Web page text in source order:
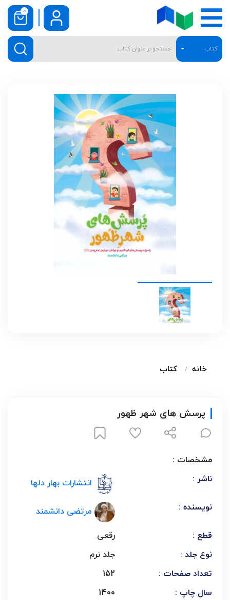
کتاب
0
خانه کتاب
پرسش های شهر ظهور
مشخصات :
ناشر :
انتشارات بهار دلها
نویسنده : مرتضی دانشمند
قطع :
رقعی
نوع جلد :
جلد نرم
تعداد صفحات :
152
سال چاپ :
1400